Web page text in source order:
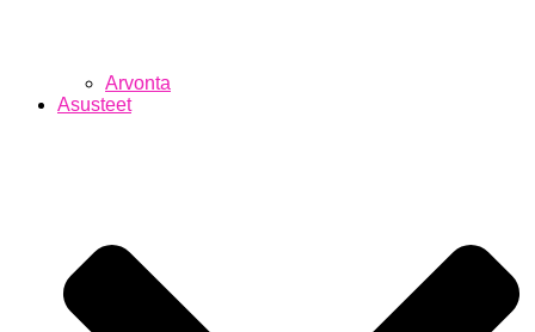
Arvonta
Asusteet